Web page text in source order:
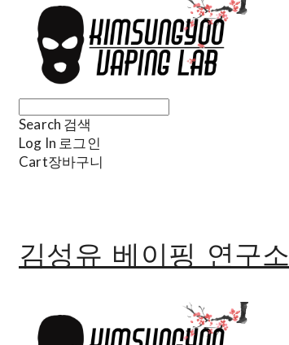
Search 검색
Log In 로그인
Cart장바구니
김성유 베이핑 연구소